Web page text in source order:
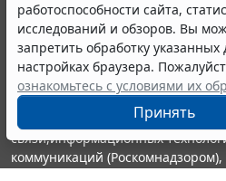
работоспособности сайта,
исследований и обзоров. Вы
запретить обработку
настройках браузера.
ознакомьтесь с условиями их
Принять
© ООО "НПП "ГАРАНТ-СЕРВИС",
выпускается с 1990 года.
являются участниками
информации ГАРАНТ.
Портал ГАРАНТ.РУ
издания Федеральной службой
связи,информационных
коммуникаций